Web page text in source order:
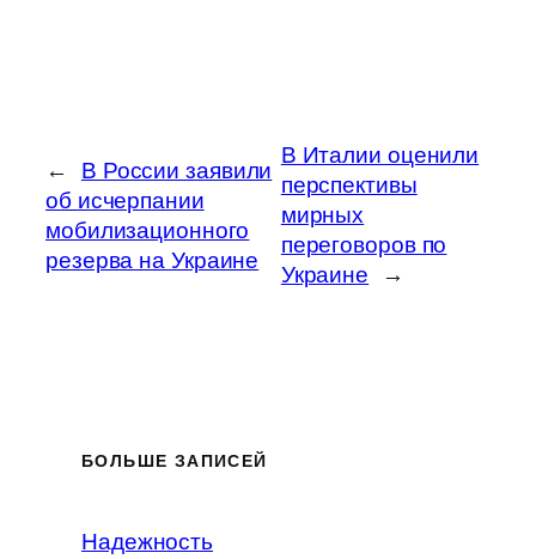
←
В России заявили
об исчерпании
мобилизационного
резерва на Украине
В Италии оценили
перспективы
мирных
переговоров по
Украине
→
БОЛЬШЕ ЗАПИСЕЙ
Надежность